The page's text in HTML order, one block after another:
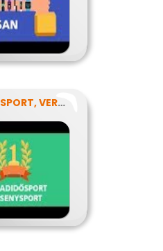
SZABADIDŐSPORT, VERSENYSPORT